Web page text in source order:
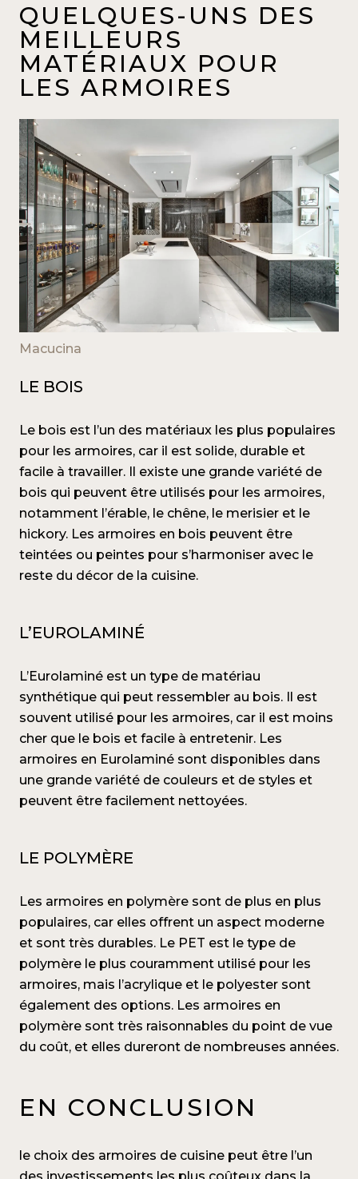
QUELQUES-UNS DES
MEILLEURS
MATÉRIAUX POUR
LES ARMOIRES
Macucina
LE BOIS
Le bois est l’un des matériaux les plus populaires
pour les armoires, car il est solide, durable et
facile à travailler. Il existe une grande variété de
bois qui peuvent être utilisés pour les armoires,
notamment l’érable, le chêne, le merisier et le
hickory. Les armoires en bois peuvent être
teintées ou peintes pour s’harmoniser avec le
reste du décor de la cuisine.
L’EUROLAMINÉ
L’Eurolaminé est un type de matériau
synthétique qui peut ressembler au bois. Il est
souvent utilisé pour les armoires, car il est moins
cher que le bois et facile à entretenir. Les
armoires en Eurolaminé sont disponibles dans
une grande variété de couleurs et de styles et
peuvent être facilement nettoyées.
LE POLYMÈRE
Les armoires en polymère sont de plus en plus
populaires, car elles offrent un aspect moderne
et sont très durables. Le PET est le type de
polymère le plus couramment utilisé pour les
armoires, mais l’acrylique et le polyester sont
également des options. Les armoires en
polymère sont très raisonnables du point de vue
du coût, et elles dureront de nombreuses années.
EN CONCLUSION
le choix des armoires de cuisine peut être l’un